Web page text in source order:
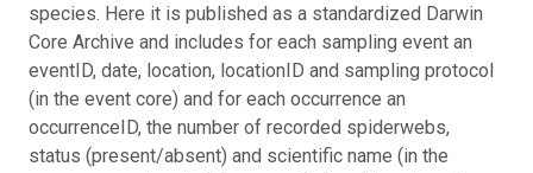
species. Here it is published as a standardized Darwin
Core Archive and includes for each sampling event an
eventID, date, location, locationID and sampling protocol
(in the event core) and for each occurrence an
occurrenceID, the number of recorded spiderwebs,
status (present/absent) and scientific name (in the